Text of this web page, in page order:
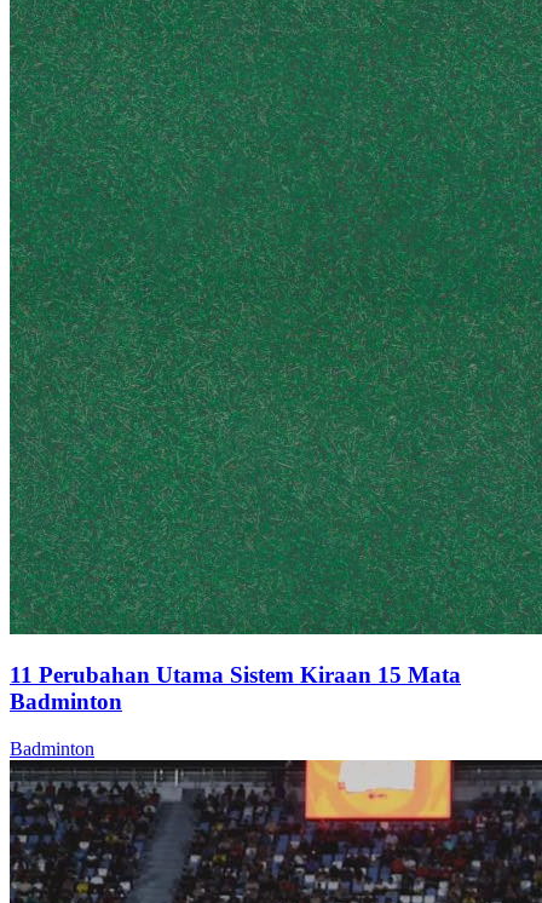
11 Perubahan Utama Sistem Kiraan 15 Mata
Badminton
Badminton